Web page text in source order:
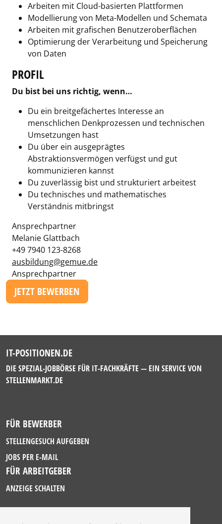
Arbeiten mit Cloud-basierten Plattformen
Modellierung von Meta-Modellen und Schemata
Arbeiten mit grafischen Benutzeroberflächen
Optimierung der Verarbeitung und Speicherung
von Daten
PROFIL
Du bist bei uns richtig, wenn…
Du ein breitgefächertes Interesse an
menschlichen Denkprozessen und technischen
Umsetzungen hast
Du über ein ausgeprägtes
Abstraktionsvermögen verfügst und gut
kommunizieren kannst
Du zuverlässig bist und strukturiert arbeitest
Du technisches und mathematisches
Verständnis mitbringst
Ansprechpartner
Melanie Glattbach
+49 7940 123-8268
ausbildung@gemue.de
Ansprechpartner
JETZT BEWERBEN
IT-POSITIONEN.DE
DIE SPEZIAL-JOBBÖRSE FÜR IT-FACHKRÄFTE — EIN SERVICE VON
STELLENMARKT.DE
FÜR BEWERBER
STELLENGESUCH AUFGEBEN
JOBS PER E-MAIL
FÜR ARBEITGEBER
ANZEIGE SCHALTEN